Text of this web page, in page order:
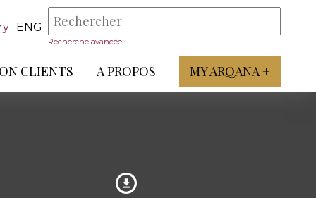
ENG
Recherche avancée
CLIENTS A PROPOS MY ARQANA +